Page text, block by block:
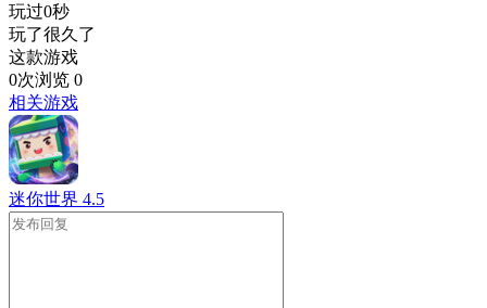
玩过0秒
玩了很久了
这款游戏
0次浏览 0
相关游戏
迷你世界 4.5